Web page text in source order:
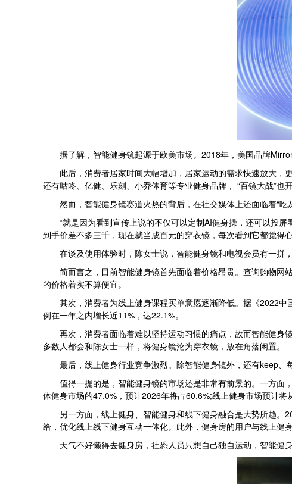
据了解，智能健身镜起源于欧美市场。2018年，美国品牌Mirror
此后，消费者居家时间大幅增加，居家运动的需求快速放大，
还有咕咚、亿健、乐刻、小乔体育等专业健身品牌， “百镜大战”也开
然而，智能健身镜赛道火热的背后，在社交媒体上还面临着“吃灰
“就是因为看到宣传上说的不仅可以定制AI健身操，还可以投屏
到手价差不多三千，现在就当成百元的穿衣镜，每次看到它都觉得心
在谈及使用体验时，陈女士说，智能健身镜和电视会员有一拼
简而言之，目前智能健身镜首先面临着价格昂贵。查询购物网
的价格着实不算便宜。
其次，消费者为线上健身课程买单意愿逐渐降低。据《2022中
例在一年之内增长近11%，达22.1%。
再次，消费者面临着难以坚持运动习惯的痛点，故而智能健身
多数人都会和陈女士一样，将健身镜沦为穿衣镜，放在角落闲置。
最后，线上健身行业竞争激烈。除智能健身镜外，还有keep、
值得一提的是，智能健身镜的市场还是非常有前景的。一方面
体健身市场的47.0%，预计2026年将占60.6%;线上健身市场预计
另一方面，线上健身、智能健身和线下健身融合是大势所趋。
给，优化线上线下健身互动一体化。此外，健身房的用户与线上健
天气不好懒得去健身房，社恐人员只想自己独自运动，智能健